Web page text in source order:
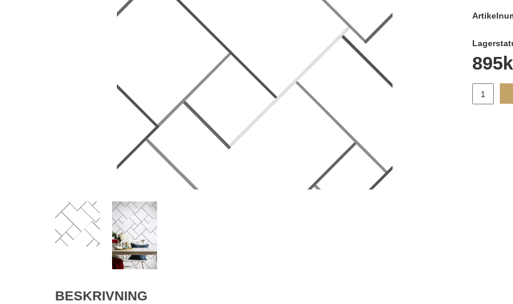
895
BESKRIVNING